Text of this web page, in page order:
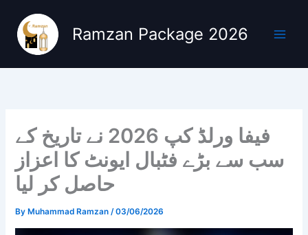
content
Ramzan Package 2026
فیفا ورلڈ کپ 2026 نے تاریخ کے
سب سے بڑے فٹبال ایونٹ کا اعزاز
حاصل کر لیا
By Muhammad Ramzan/03/06/2026